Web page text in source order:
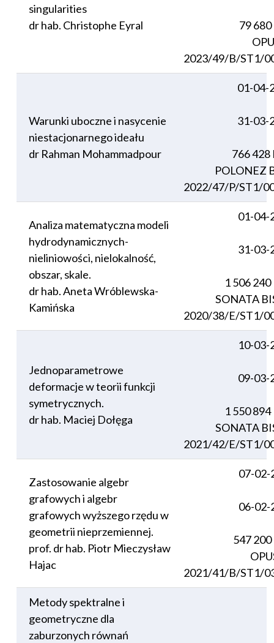
singularities
dr hab. Christophe Eyral
79
2023/49/B/ST1/
Warunki uboczne i nasycenie
niestacjonarnego ideału
dr Rahman Mohammadpour
01-04-
31-03-
766 428
POLONEZ
2022/47/P/ST1/
Analiza matematyczna modeli
hydrodynamicznych-
nieliniowości, nielokalność,
obszar, skale.
dr hab. Aneta Wróblewska-
Kamińska
01-04-
31-03-
1 506 240
SONATA
2020/38/E/ST1/
Jednoparametrowe
deformacje w teorii funkcji
symetrycznych.
dr hab. Maciej Dołęga
10-03-
09-03-
1 550 894
SONATA
2021/42/E/ST1/
Zastosowanie algebr
grafowych i algebr
grafowych wyższego rzędu w
geometrii nieprzemiennej.
prof. dr hab. Piotr Mieczysław
Hajac
07-02-
06-02-
547
2021/41/B/ST1/
Metody spektralne i
geometryczne dla
zaburzonych równań